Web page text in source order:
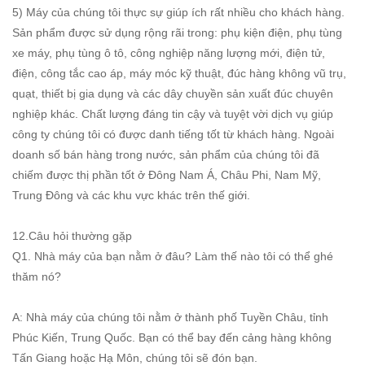
5) Máy của chúng tôi thực sự giúp ích rất nhiều cho khách hàng.
Sản phẩm được sử dụng rộng rãi trong: phụ kiện điện, phụ tùng
xe máy, phụ tùng ô tô, công nghiệp năng lượng mới, điện tử,
điện, công tắc cao áp, máy móc kỹ thuật, đúc hàng không vũ trụ,
quạt, thiết bị gia dụng và các dây chuyền sản xuất đúc chuyên
nghiệp khác. Chất lượng đáng tin cậy và tuyệt vời dịch vụ giúp
công ty chúng tôi có được danh tiếng tốt từ khách hàng. Ngoài
doanh số bán hàng trong nước, sản phẩm của chúng tôi đã
chiếm được thị phần tốt ở Đông Nam Á, Châu Phi, Nam Mỹ,
Trung Đông và các khu vực khác trên thế giới.
12.Câu hỏi thường gặp
Q1. Nhà máy của bạn nằm ở đâu? Làm thế nào tôi có thể ghé
thăm nó?
A: Nhà máy của chúng tôi nằm ở thành phố Tuyền Châu, tỉnh
Phúc Kiến, Trung Quốc. Bạn có thể bay đến cảng hàng không
Tấn Giang hoặc Hạ Môn, chúng tôi sẽ đón bạn.